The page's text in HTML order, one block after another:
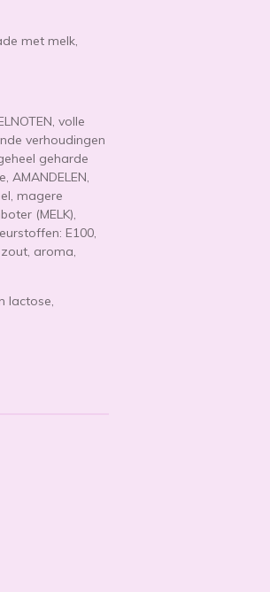
met melk,
volle
verhoudingen
geharde
AMANDELEN,
magere
(MELK),
E100,
zout, aroma,
lactose,